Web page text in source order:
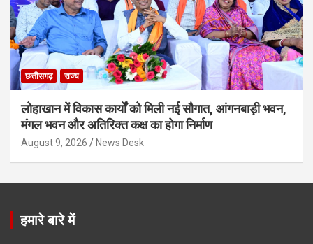
छत्तीसगढ़ राज्य
लोहाखान में विकास कार्यों को मिली नई सौगात, आंगनबाड़ी भवन,
मंगल भवन और अतिरिक्त कक्ष का होगा निर्माण
August 9, 2026 News Desk
हमारे बारे में